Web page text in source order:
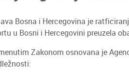
Bosna i Hercegovina je
u Bosni i Hercegovini preuzela
Zakonom osnovana je